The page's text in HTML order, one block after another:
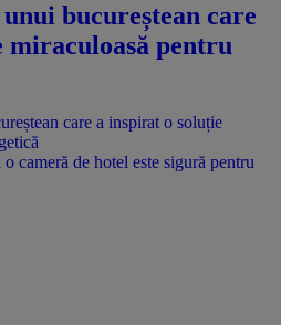
bucureștean care
miraculoasă pentru
cameră de hotel este sigură pentru